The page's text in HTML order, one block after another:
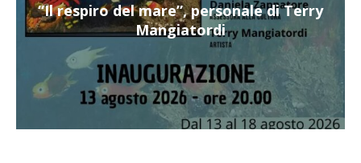
“Il respiro del mare”, personale di Terry
Mangiatordi